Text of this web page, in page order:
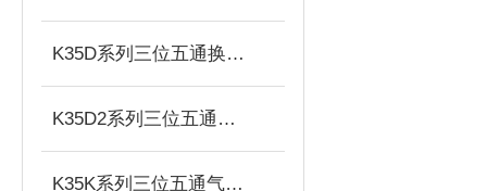
K35D系列三位五通换向阀
K35D2系列三位五通双电控换向阀
K35K系列三位五通气控换向阀